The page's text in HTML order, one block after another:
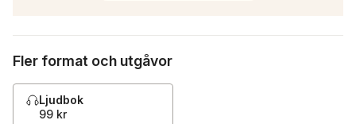
Fler format och utgåvor
Ljudbok
99 kr